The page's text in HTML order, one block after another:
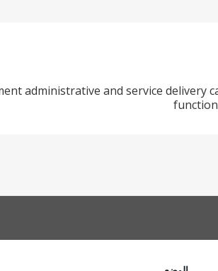
administrative and service delivery